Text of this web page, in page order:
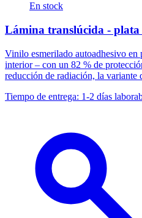
En stock
Lámina translúcida -
Vinilo esmerilado autoadhesivo en
interior – con un 82 % de
reducción de radiación, la variante
Tiempo de entrega: 1-2 días